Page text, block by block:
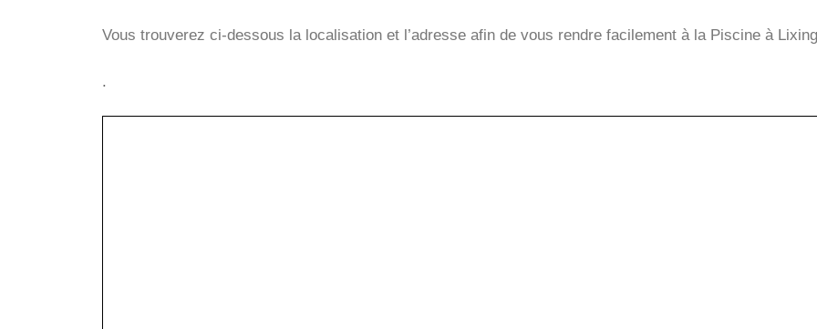
Vous trouverez ci-dessous la localisation et l’adresse afin de vous rendre facilement à la Piscine à
.